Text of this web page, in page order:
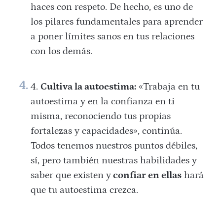
haces con respeto. De hecho, es uno de
los pilares fundamentales para aprender
a poner límites sanos en tus relaciones
con los demás.
Cultiva la autoestima:«Trabaja en tu
autoestima y en la confianza en ti
misma, reconociendo tus propias
fortalezas y capacidades», continúa.
Todos tenemos nuestros puntos débiles,
sí, pero también nuestras habilidades y
saber que existen yconfiar en ellashará
que tu autoestima crezca.